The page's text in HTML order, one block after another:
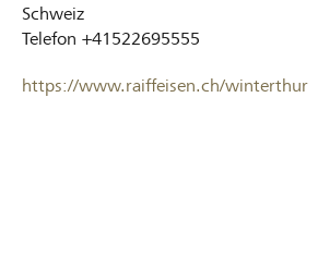
Schweiz
Telefon +41522695555
https://www.raiffeisen.ch/winterthur